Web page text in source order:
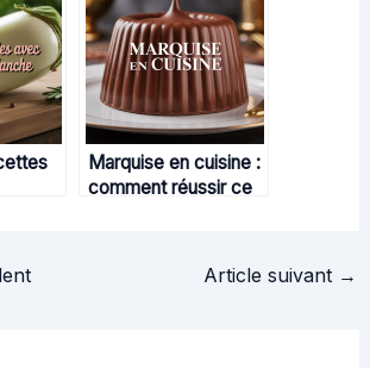
Marquise en cuisine :
comment réussir ce
Article suivant →